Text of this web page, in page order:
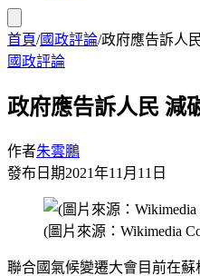
首頁/國政評論/政府應告訴人
國政評論
政府應告訴人民 減
作者朱雲鵬
發布日期2021年11月11日
(圖片來源：Wikimedia
聯合國氣候變遷大會目前在